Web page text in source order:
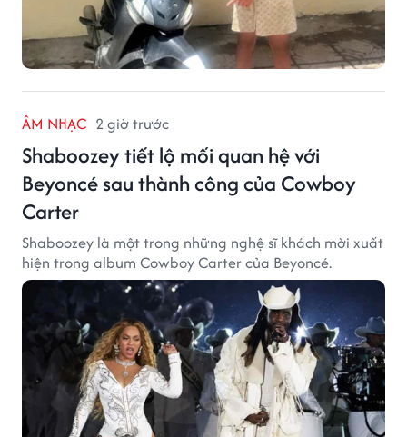
ÂM NHẠC 2 giờ trước
Shaboozey tiết lộ mối quan hệ với
Beyoncé sau thành công của Cowboy
Carter
Shaboozey là một trong những nghệ sĩ khách mời xuất
hiện trong album Cowboy Carter của Beyoncé.